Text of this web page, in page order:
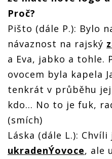
Toi tour?
To tu
ještě
nebylo
ještě
nebylo
Proč?
Pišto (dále P.): Bylo
návaznost na rajský
a Eva, jabko a tohle.
ovocem byla kapela
tenkrát v průběhu
kdo... No to je fuk,
(smích)
Láska (dále L.):
ukradenÝovoce, ale